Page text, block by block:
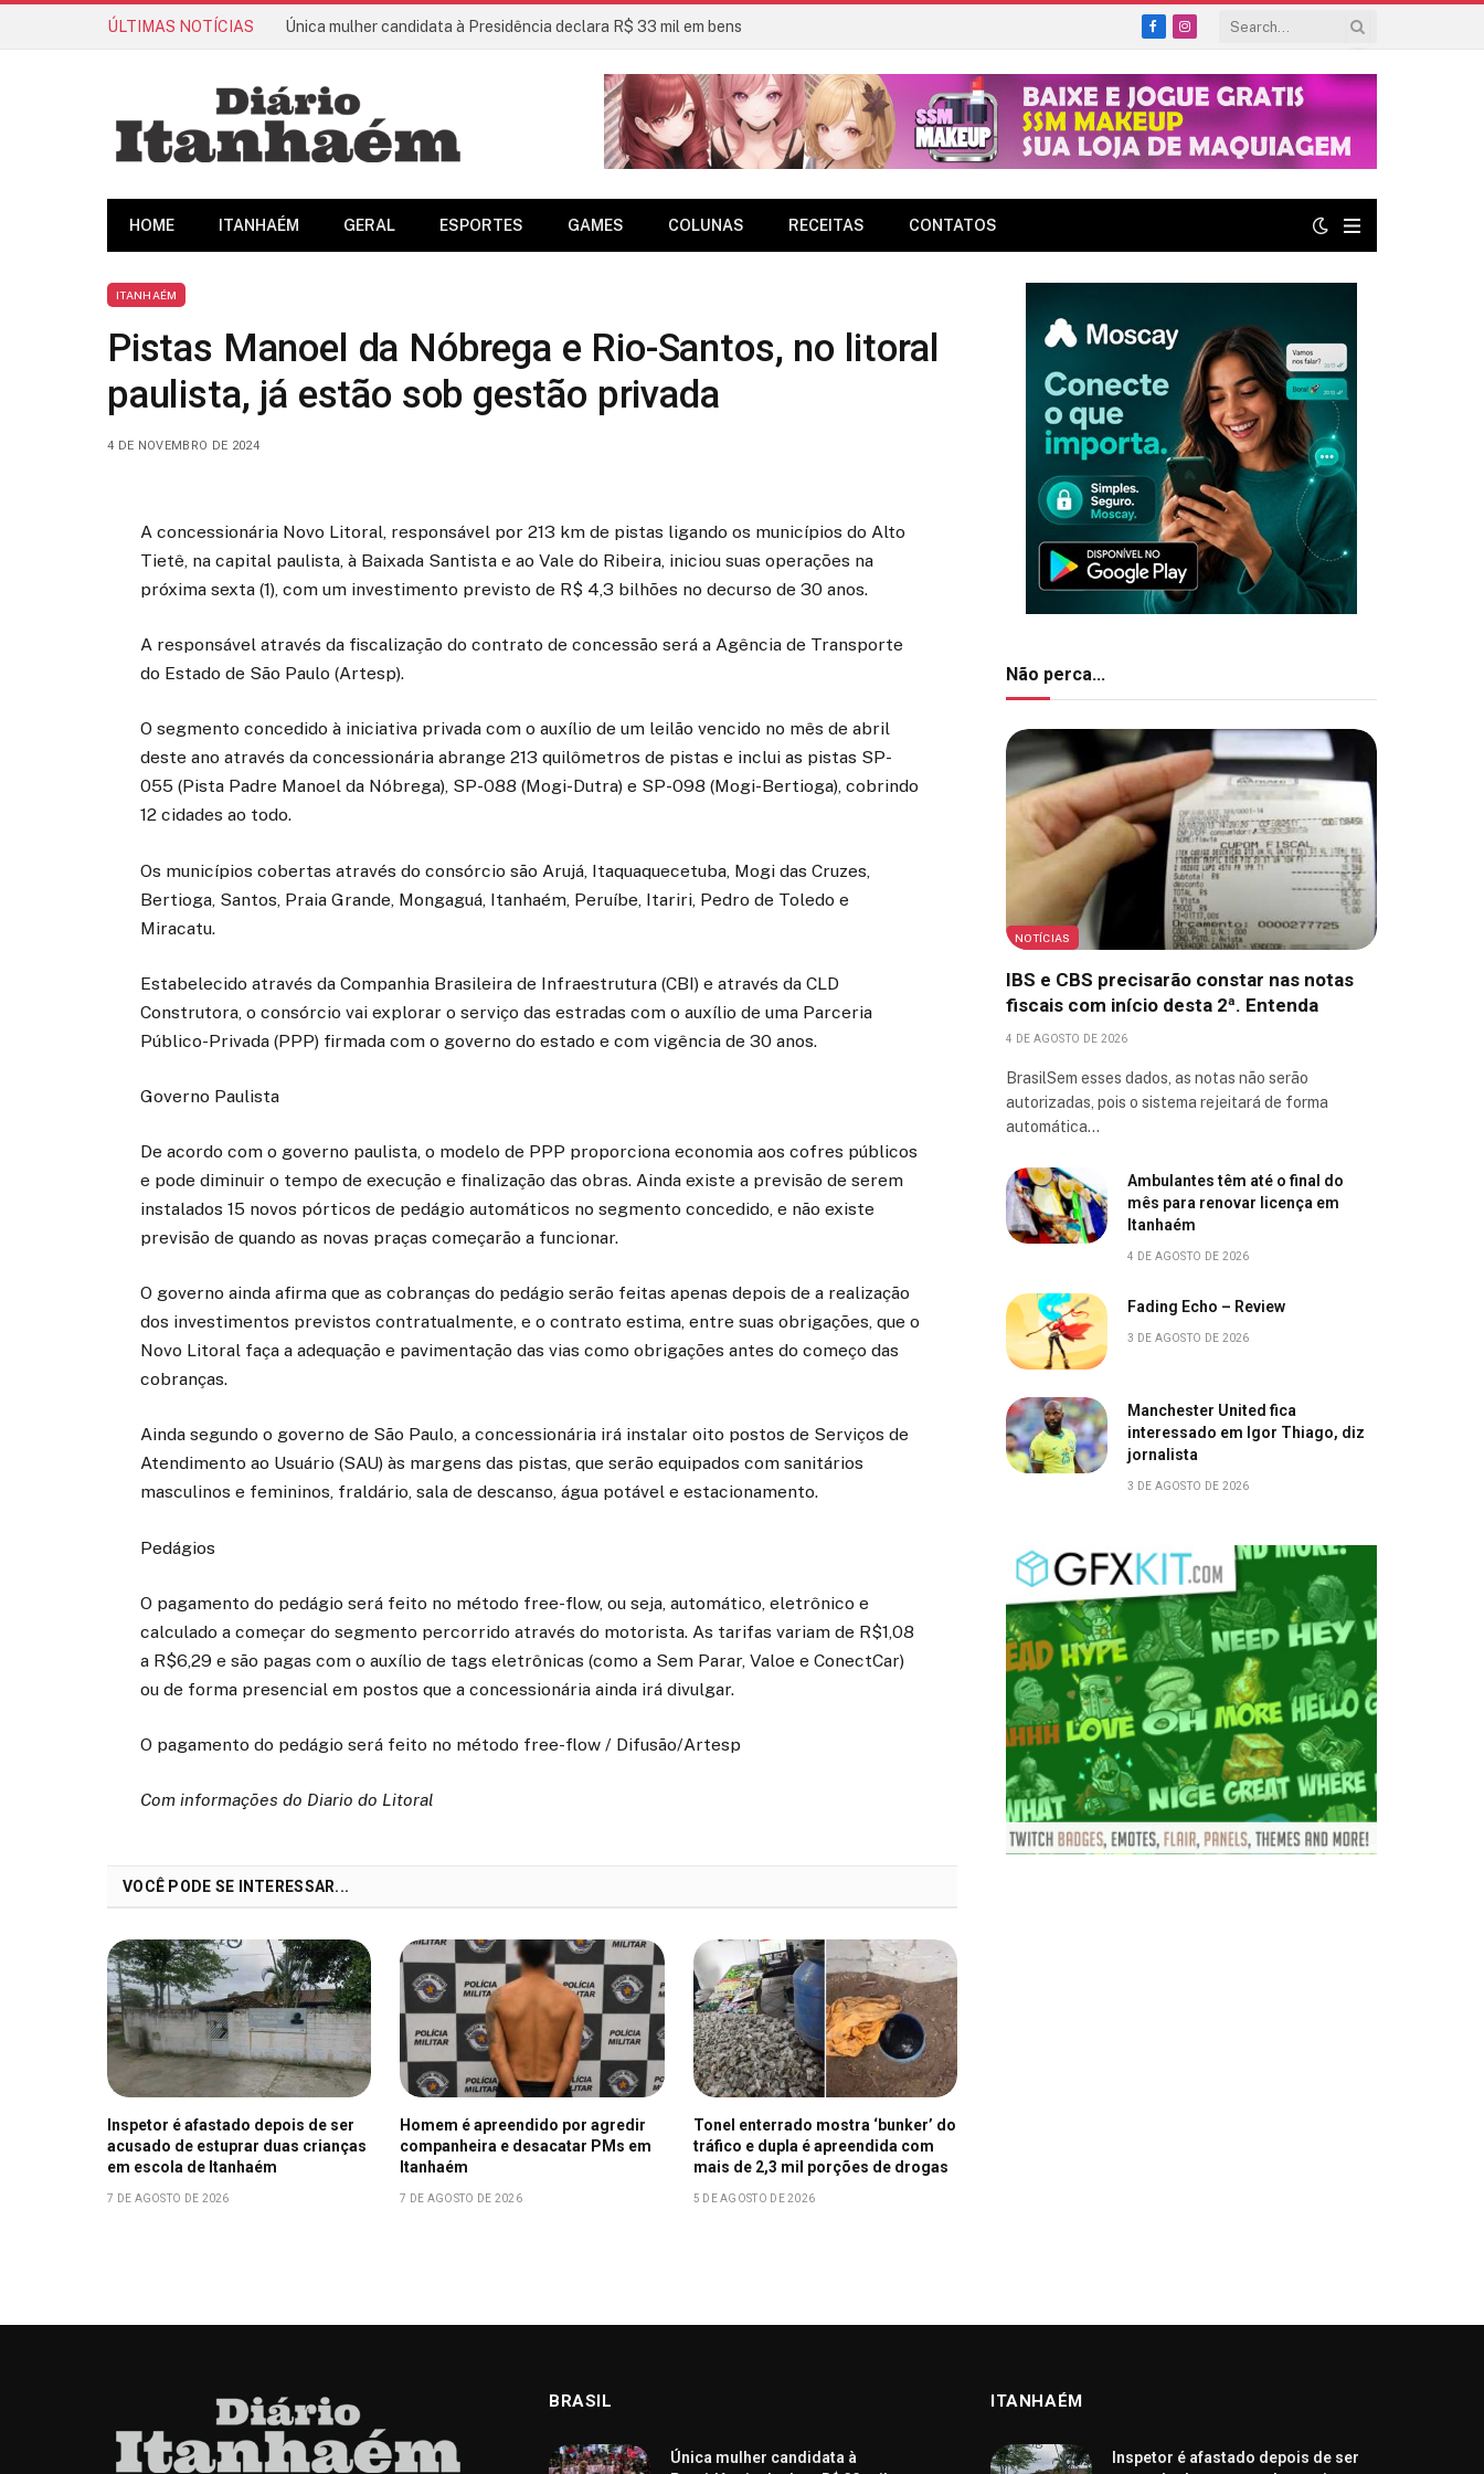
ÚLTIMAS NOTÍCIAS Única mulher candidata à Presidência declara R$ 33 mil em bens
FacebookInstagram
HOME ITANHAÉM GERAL ESPORTES GAMES COLUNAS RECEITAS CONTATOS
ITANHAÉM
Pistas Manoel da Nóbrega e Rio-Santos, no litoral
paulista, já estão sob gestão privada
4 DE NOVEMBRO DE 2024
A concessionária Novo Litoral, responsável por 213 km de pistas ligando os municípios do Alto
Tietê, na capital paulista, à Baixada Santista e ao Vale do Ribeira, iniciou suas operações na
próxima sexta (1), com um investimento previsto de R$ 4,3 bilhões no decurso de 30 anos.
A responsável através da fiscalização do contrato de concessão será a Agência de Transporte
do Estado de São Paulo (Artesp).
O segmento concedido à iniciativa privada com o auxílio de um leilão vencido no mês de abril
deste ano através da concessionária abrange 213 quilômetros de pistas e inclui as pistas SP-
055 (Pista Padre Manoel da Nóbrega), SP-088 (Mogi-Dutra) e SP-098 (Mogi-Bertioga), cobrindo
12 cidades ao todo.
Os municípios cobertas através do consórcio são Arujá, Itaquaquecetuba, Mogi das Cruzes,
Bertioga, Santos, Praia Grande, Mongaguá, Itanhaém, Peruíbe, Itariri, Pedro de Toledo e
Miracatu.
Estabelecido através da Companhia Brasileira de Infraestrutura (CBI) e através da CLD
Construtora, o consórcio vai explorar o serviço das estradas com o auxílio de uma Parceria
Público-Privada (PPP) firmada com o governo do estado e com vigência de 30 anos.
Governo Paulista
De acordo com o governo paulista, o modelo de PPP proporciona economia aos cofres públicos
e pode diminuir o tempo de execução e finalização das obras. Ainda existe a previsão de serem
instalados 15 novos pórticos de pedágio automáticos no segmento concedido, e não existe
previsão de quando as novas praças começarão a funcionar.
O governo ainda afirma que as cobranças do pedágio serão feitas apenas depois de a realização
dos investimentos previstos contratualmente, e o contrato estima, entre suas obrigações, que o
Novo Litoral faça a adequação e pavimentação das vias como obrigações antes do começo das
cobranças.
Ainda segundo o governo de São Paulo, a concessionária irá instalar oito postos de Serviços de
Atendimento ao Usuário (SAU) às margens das pistas, que serão equipados com sanitários
masculinos e femininos, fraldário, sala de descanso, água potável e estacionamento.
Pedágios
O pagamento do pedágio será feito no método free-flow, ou seja, automático, eletrônico e
calculado a começar do segmento percorrido através do motorista. As tarifas variam de R$1,08
a R$6,29 e são pagas com o auxílio de tags eletrônicas (como a Sem Parar, Valoe e ConectCar)
ou de forma presencial em postos que a concessionária ainda irá divulgar.
O pagamento do pedágio será feito no método free-flow / Difusão/Artesp
Com informações do Diario do Litoral
VOCÊ PODE SE INTERESSAR...
Inspetor é afastado depois de ser
acusado de estuprar duas crianças
em escola de Itanhaém
7 DE AGOSTO DE 2026
Homem é apreendido por agredir
companheira e desacatar PMs em
Itanhaém
7 DE AGOSTO DE 2026
Tonel enterrado mostra ‘bunker’ do
tráfico e dupla é apreendida com
mais de 2,3 mil porções de drogas
5 DE AGOSTO DE 2026
Não perca...
NOTÍCIAS
IBS e CBS precisarão constar nas notas
fiscais com início desta 2ª. Entenda
4 DE AGOSTO DE 2026
BrasilSem esses dados, as notas não serão
autorizadas, pois o sistema rejeitará de forma
automática…
Ambulantes têm até o final do
mês para renovar licença em
Itanhaém
4 DE AGOSTO DE 2026
Fading Echo – Review
3 DE AGOSTO DE 2026
Manchester United fica
interessado em Igor Thiago, diz
jornalista
3 DE AGOSTO DE 2026
BRASIL
Única mulher candidata à
ITANHAÉM
Inspetor é afastado depois de ser